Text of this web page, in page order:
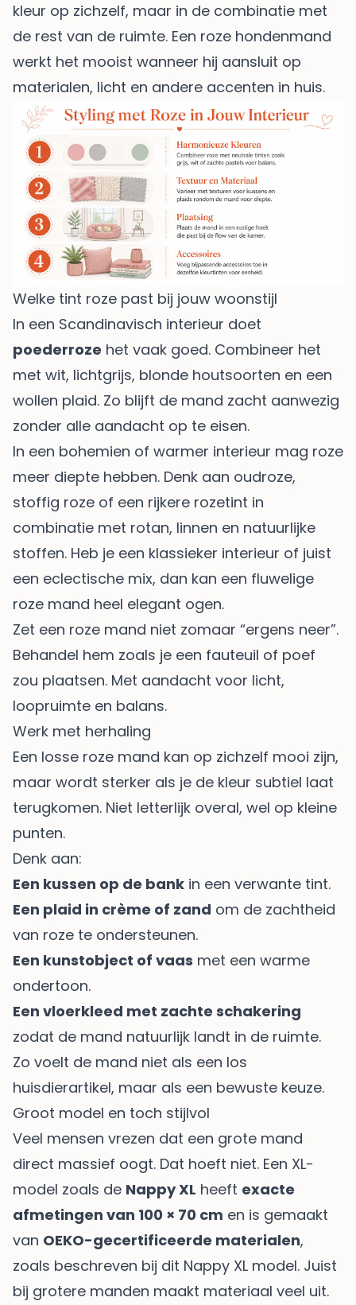
kleur op zichzelf, maar in de combinatie met
de rest van de ruimte. Een roze hondenmand
werkt het mooist wanneer hij aansluit op
materialen, licht en andere accenten in huis.
Welke tint roze past bij jouw woonstijl
In een Scandinavisch interieur doet
poederroze het vaak goed. Combineer het
met wit, lichtgrijs, blonde houtsoorten en een
wollen plaid. Zo blijft de mand zacht aanwezig
zonder alle aandacht op te eisen.
In een bohemien of warmer interieur mag roze
meer diepte hebben. Denk aan oudroze,
stoffig roze of een rijkere rozetint in
combinatie met rotan, linnen en natuurlijke
stoffen. Heb je een klassieker interieur of juist
een eclectische mix, dan kan een fluwelige
roze mand heel elegant ogen.
Zet een roze mand niet zomaar “ergens neer”.
Behandel hem zoals je een fauteuil of poef
zou plaatsen. Met aandacht voor licht,
loopruimte en balans.
Werk met herhaling
Een losse roze mand kan op zichzelf mooi zijn,
maar wordt sterker als je de kleur subtiel laat
terugkomen. Niet letterlijk overal, wel op kleine
punten.
Denk aan:
Een kussen op de bank in een verwante tint.
Een plaid in crème of zand om de zachtheid
van roze te ondersteunen.
Een kunstobject of vaas met een warme
ondertoon.
Een vloerkleed met zachte schakering
zodat de mand natuurlijk landt in de ruimte.
Zo voelt de mand niet als een los
huisdierartikel, maar als een bewuste keuze.
Groot model en toch stijlvol
Veel mensen vrezen dat een grote mand
direct massief oogt. Dat hoeft niet. Een XL-
model zoals de Nappy XL heeft exacte
afmetingen van 100 × 70 cm en is gemaakt
van OEKO-gecertificeerde materialen,
zoals beschreven bij dit Nappy XL model. Juist
bij grotere manden maakt materiaal veel uit.